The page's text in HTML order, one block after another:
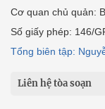
Cơ quan chủ quản:
Số giấy phép: 146/
Tổng biên tập:
Liên hệ tòa soạn